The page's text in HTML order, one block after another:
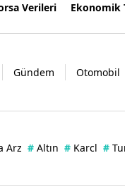
Verileri Ekonomik
Gündem Otomobil
Arz # Altın # Karcl #